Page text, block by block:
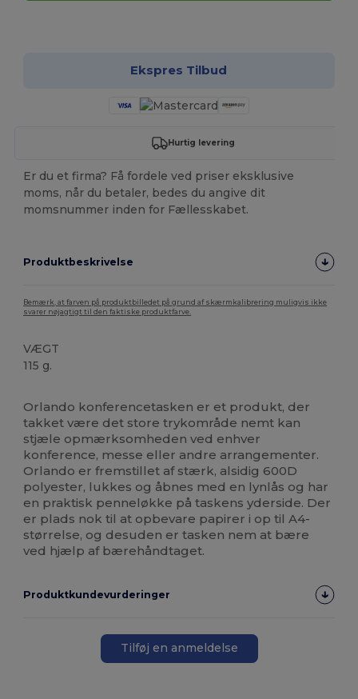
Ekspres Tilbud
Hurtig levering
Er du et firma? Få fordele ved priser eksklusive
moms, når du betaler, bedes du angive dit
momsnummer inden for Fællesskabet.
Produktbeskrivelse
Bemærk, at farven på produktbilledet på grund af skærmkalibrering muligvis ikke
svarer nøjagtigt til den faktiske produktfarve.
VÆGT
115 g.
Orlando konferencetasken er et produkt, der
takket være det store trykområde nemt kan
stjæle opmærksomheden ved enhver
konference, messe eller andre arrangementer.
Orlando er fremstillet af stærk, alsidig 600D
polyester, lukkes og åbnes med en lynlås og har
en praktisk penneløkke på taskens yderside. Der
er plads nok til at opbevare papirer i op til A4-
størrelse, og desuden er tasken nem at bære
ved hjælp af bærehåndtaget.
Produktkundevurderinger
Tilføj en anmeldelse